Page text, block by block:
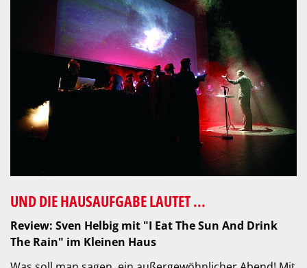
UND DIE HAUSAUFGABE LAUTET ...
Review: Sven Helbig mit "I Eat The Sun And Drink
The Rain" im Kleinen Haus